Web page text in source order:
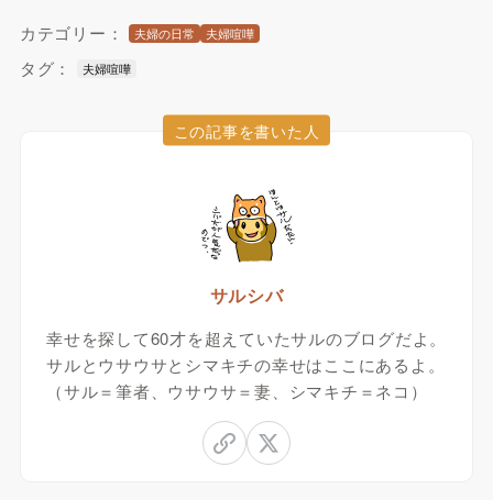
カテゴリー： 夫婦の日常 夫婦喧嘩
タグ： 夫婦喧嘩
この記事を書いた人
サルシバ
幸せを探して60才を超えていたサルのブログだよ。
サルとウサウサとシマキチの幸せはここにあるよ。
（サル＝筆者、ウサウサ＝妻、シマキチ＝ネコ）